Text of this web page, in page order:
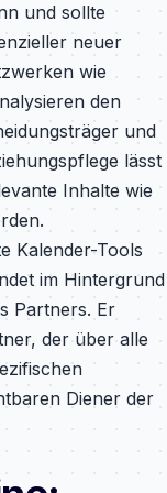
und sollte
neuer
wie
den
und
lässt
Inhalte wie
Kalender-Tools
im Hintergrund
Partners. Er
der über alle
Diener der